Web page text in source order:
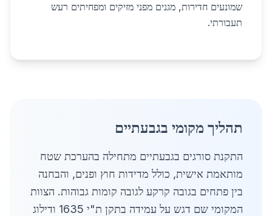
שמונעים חדירות, מגנים מפני מזיקים ומפחיתים רעש
תעבורתי.
תהליך מקומי בגבעתיים
התקנת סורגים בגבעתיים מתחילה בהערכת שטח
מותאמת אישית, כולל מדידות חוץ ופנים, והבחנה
בין פתחים בגובה קרקע לגובה קומות גבוהות. הצוות
המקומי שם דגש על עמידה בתקן ת"י 1635 ודילוג